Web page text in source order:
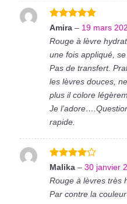
Note 5sur
Amira– 19 mars
Rouge à lèvre
une fois appliqué,
Pas de transfert.
les lèvres douces,
plus il colore
Je
rapide.
Note4
Malika– 30 janvier
Rouge à lèvres très
Par contre la